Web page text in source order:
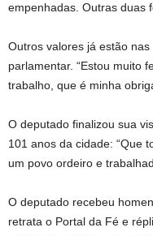
empenhadas. Outras duas
Outros valores já estão
parlamentar. “Estou muito
trabalho, que é minha
O deputado finalizou sua
101 anos da cidade: “Que
um povo ordeiro e
O deputado recebeu
retrata o Portal da Fé e